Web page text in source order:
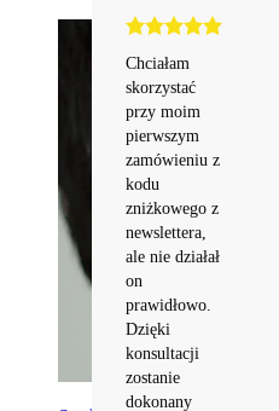
Chciałam
skorzystać
przy moim
pierwszym
zamówieniu z
kodu
zniżkowego z
newslettera,
ale nie działał
on
prawidłowo.
Dzięki
konsultacji
zostanie
dokonany